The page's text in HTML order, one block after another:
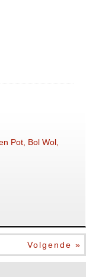
Pot, Bol Wol,
Volgende »